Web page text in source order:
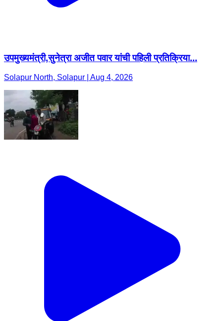
उपमुख्यमंत्री,सुनेत्रा अजीत पवार यांची पहिली प्रतिक्रिया...
Solapur North, Solapur | Aug 4, 2026